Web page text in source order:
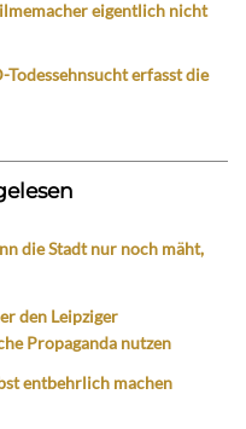
eigentlich nicht
Todessehnsucht erfasst die
die Stadt nur noch mäht,
den Leipziger
Propaganda nutzen
entbehrlich machen